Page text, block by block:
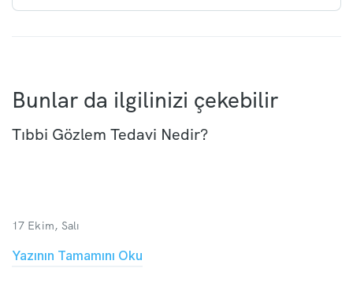
Bunlar da ilgilinizi çekebilir
Tıbbi Gözlem Tedavi Nedir?
17 Ekim, Salı
Yazının Tamamını Oku